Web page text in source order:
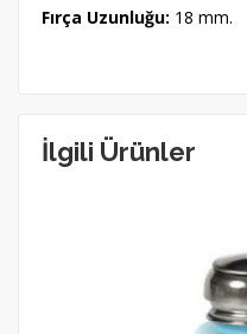
Fırça Uzunluğu: 18 mm.
İlgili Ürünler